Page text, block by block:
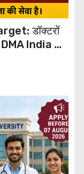
डॉक्टरों
India का